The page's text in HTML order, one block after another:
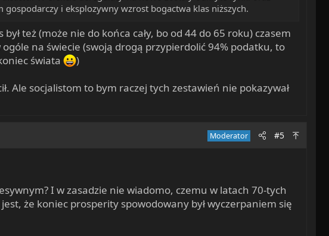
i eksplozywny wzrost bogactwa klas niższych.
też (może nie do końca cały, bo od 44 do 65 roku) czasem
na świecie (swoją drogą przypierdolić 94% podatku, to
świata
)
Ale socjalistom to bym raczej tych zestawień nie pokazywał
Moderator #5
I w zasadzie nie wiadomo, czemu w latach 70-tych
że koniec prosperity spowodowany był wyczerpaniem się